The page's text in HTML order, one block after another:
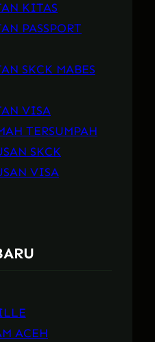
KITAS
PASSPORT
SKCK MABES
VISA
TERSUMPAH
SKCK
VISA
ACEH